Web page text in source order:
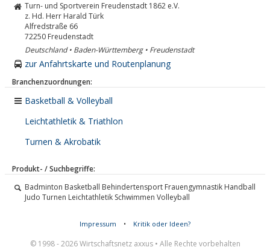
Turn- und Sportverein Freudenstadt 1862 e.V.
z. Hd. Herr Harald Türk
Alfredstraße 66
72250 Freudenstadt
Deutschland • Baden-Württemberg • Freudenstadt
zur Anfahrtskarte und Routenplanung
Branchenzuordnungen:
Basketball & Volleyball
Leichtathletik & Triathlon
Turnen & Akrobatik
Produkt- / Suchbegriffe:
Badminton Basketball Behindertensport Frauengymnastik Handball
Judo Turnen Leichtathletik Schwimmen Volleyball
Impressum • Kritik oder Ideen?
© 1998 - 2026 Wirtschaftsnetz axxus • Alle Rechte vorbehalten